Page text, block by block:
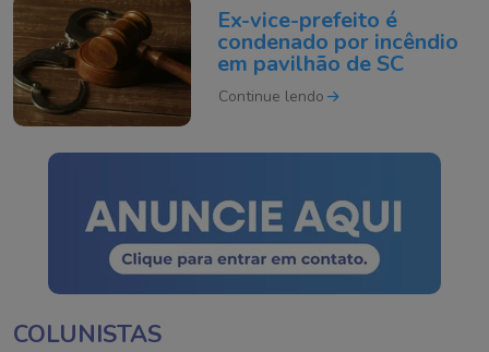
Ex-vice-prefeito é
condenado por incêndio
em pavilhão de SC
Continue lendo
COLUNISTAS